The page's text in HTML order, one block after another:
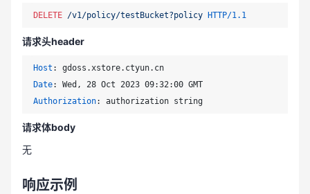
DELETE /v1/policy/testBucket?policy HTTP/1.1
请求头header
Host :
gdoss.xstore.ctyun.cn
Date:
Wed, 28 Oct 2023 09:32:00 GMT
Authorization: authorization string
请求体body
无
响应示例